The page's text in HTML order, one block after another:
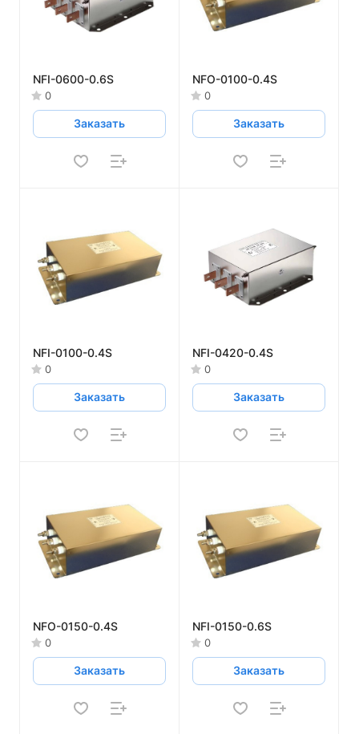
NFI-0600-0.6S
0
Заказать
NFO-0100-0.4S
0
Заказать
NFI-0100-0.4S
0
Заказать
NFI-0420-0.4S
0
Заказать
NFO-0150-0.4S
0
Заказать
NFI-0150-0.6S
0
Заказать